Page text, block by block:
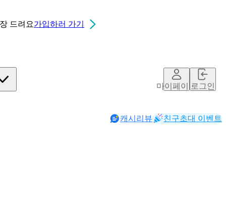
드려요가입하러 가기
마이페이지로그인
캐시리뷰 친구초대 이벤트